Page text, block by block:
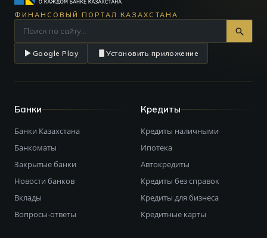
ФИНАНСОВЫЙ ПОРТАЛ КАЗАХСТАНА
Google Play Установить приложение
Банки
Банки Казахстана
Банкоматы
Закрытые банки
Новости банков
Вклады
Вопросы-ответы
Кредиты
Кредиты наличными
Ипотека
Автокредиты
Кредиты без справок
Кредиты для бизнеса
Кредитные карты